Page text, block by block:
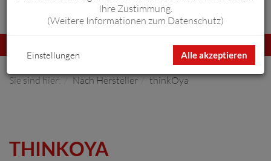
umschalten
Sie sind hier: Nach Hersteller thinkOya
THINKOYA
Ihre Zustimmung.
(Weitere Informationen zum Datenschutz)
Alle akzeptieren
Einstellungen